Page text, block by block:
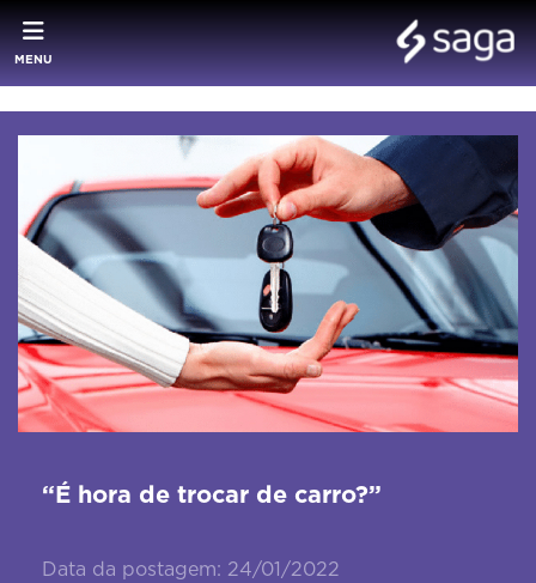
MENU
“É hora de trocar de carro?”
Data da postagem: 24/01/2022